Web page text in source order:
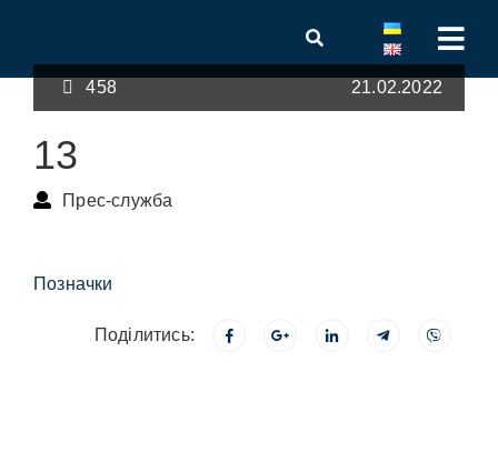
458 21.02.2022
13
Прес-служба
Позначки
Поділитись: